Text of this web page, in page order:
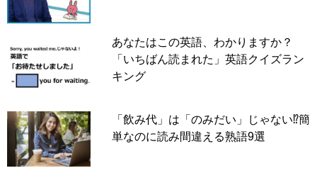
hold= 持つ、保持する
breath= 息、呼吸
あなたはこの英語、わかりますか？
「いちばん読まれた」英語クイズラン
キング
「飲み代」は「のみだい」じゃない⁉簡
単なのに読み間違える熟語9選